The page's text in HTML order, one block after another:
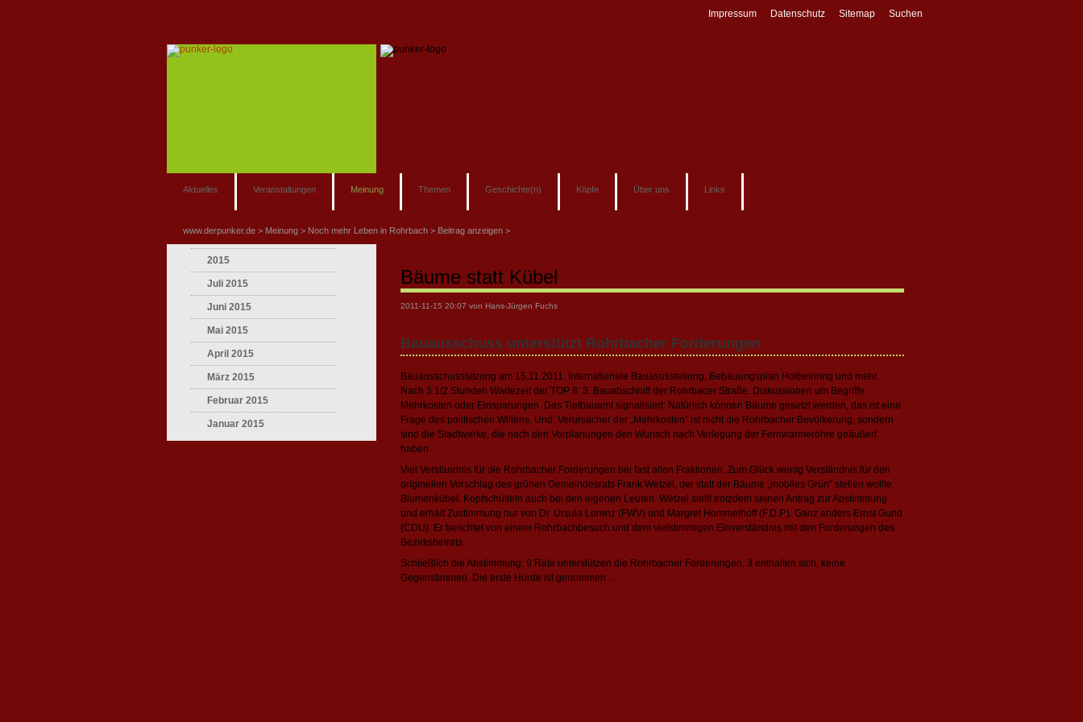
Aktuelles Veranstaltungen Meinung Themen Geschichte(n) Köpfe Über uns Links
www.derpunker.de Meinung Noch mehr Leben in Rohrbach Beitrag anzeigen
Impressum Datenschutz Sitemap Suchen
Bäume statt Kübel
2011-11-15 20:07 von Hans-Jürgen Fuchs
Bauausschuss unterstützt Rohrbacher Forderungen
Bauausschusssitzung am 15.11.2011. Internationale Bauasusstellung, Bebauungsplan Holbeinring und mehr.
Nach 3 1/2 Stunden Wartezeit der TOP 8: 3. Bauabschnitt der Rohrbacer Straße. Diskussionen um Begriffe:
Mehrkosten oder Einsparungen. Das Tiefbauamt signalisiert: Natürlich können Bäume gesetzt werden, das ist eine
Frage des politischen Willens. Und: Verursacher der „Mehrkosten” ist nicht die Rohrbacher Bevölkerung, sondern
sind die Stadtwerke, die nach den Vorplanungen den Wunsch nach Verlegung der Fernwärmerohre geäußert
haben.
Viel Verständnis für die Rohrbacher Forderungen bei fast allen Fraktionen. Zum Glück wenig Verständnis für den
originellen Vorschlag des grünen Gemeindesrats Frank Wetzel, der statt der Bäume „mobiles Grün” stellen wollte.
Blumenkübel. Kopfschütteln auch bei den eigenen Leuten. Wetzel stellt trotzdem seinen Antrag zur Abstimmung
und erhält Zustimmung nur von Dr. Ursula Lorenz (FWV) und Margret Hommelhoff (F.D.P.). Ganz anders Ernst Gund
(CDU). Er berichtet von einem Rohrbachbesuch und dem vielstimmigen Einverständnis mit den Forderungen des
Bezirksbeirats.
Schließlich die Abstimmung: 9 Räte unterstützen die Rohrbacher Forderungen, 3 enthalten sich, keine
Gegenstimmen. Die erste Hürde ist genommen …
2015
Juli 2015
Juni 2015
Mai 2015
April 2015
März 2015
Februar 2015
Januar 2015